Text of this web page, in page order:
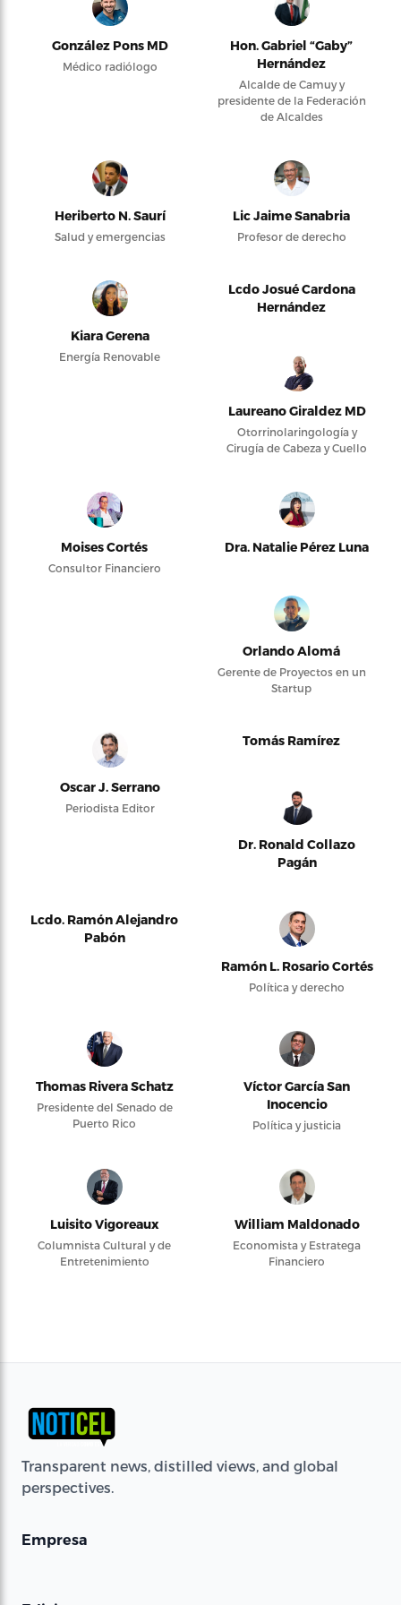
González Pons MD
Médico radiólogo
Hon. Gabriel “Gaby”
Hernández
Alcalde de Camuy y
presidente de la Federación
de Alcaldes
Heriberto N. Saurí
Salud y emergencias
Lic Jaime Sanabria
Profesor de derecho
Kiara Gerena
Energía Renovable
Lcdo Josué Cardona
Hernández
Laureano Giraldez MD
Otorrinolaringología y
Cirugía de Cabeza y Cuello
Moises Cortés
Consultor Financiero
Dra. Natalie Pérez Luna
Orlando Alomá
Gerente de Proyectos en un
Startup
Oscar J. Serrano
Periodista Editor
Tomás Ramírez
Dr. Ronald Collazo
Pagán
Lcdo. Ramón Alejandro
Pabón
Ramón L. Rosario Cortés
Política y derecho
Thomas Rivera Schatz
Presidente del Senado de
Puerto Rico
Víctor García San
Inocencio
Política y justicia
Luisito Vigoreaux
Columnista Cultural y de
Entretenimiento
William Maldonado
Economista y Estratega
Financiero
Transparent news, distilled views, and global
perspectives.
Empresa